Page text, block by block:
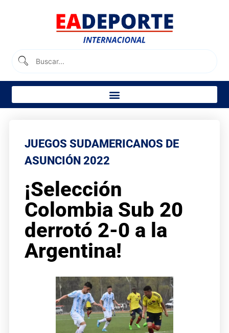
JUEGOS SUDAMERICANOS DE
ASUNCIÓN 2022
¡Selección
Colombia Sub 20
derrotó 2-0 a la
Argentina!